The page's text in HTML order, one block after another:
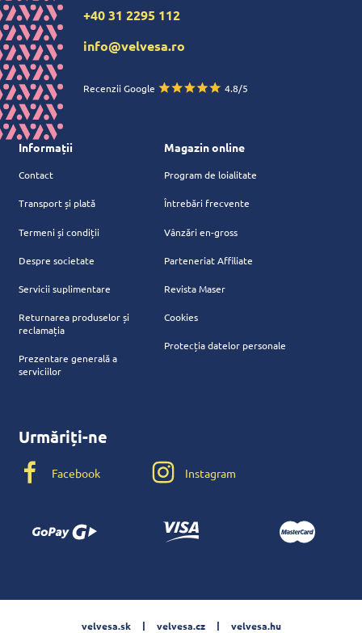
+40 31 2295 112
info@velvesa.ro
Recenzii Google 4.8/5
Informații
Contact
Transport și plată
Termeni și condiții
Despre societate
Servicii suplimentare
Returnarea produselor și
reclamația
Prezentare generală a
serviciilor
Magazin online
Program de loialitate
Întrebări frecvente
Vânzări en-gross
Parteneriat Affiliate
Revista Maser
Cookies
Protecția datelor personale
Urmăriți-ne
Facebook Instagram
velvesa.sk velvesa.cz velvesa.hu